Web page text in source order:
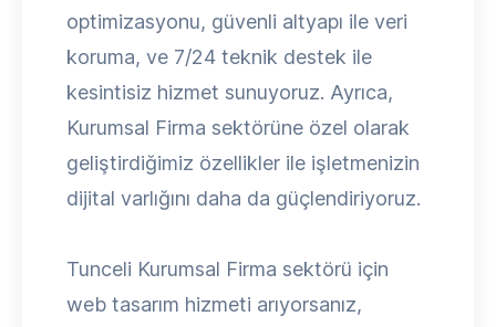
optimizasyonu, güvenli altyapı ile veri
koruma, ve 7/24 teknik destek ile
kesintisiz hizmet sunuyoruz. Ayrıca,
Kurumsal Firma sektörüne özel olarak
geliştirdiğimiz özellikler ile işletmenizin
dijital varlığını daha da güçlendiriyoruz.
Tunceli Kurumsal Firma sektörü için
web tasarım hizmeti arıyorsanız,